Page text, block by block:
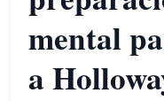
mental
a